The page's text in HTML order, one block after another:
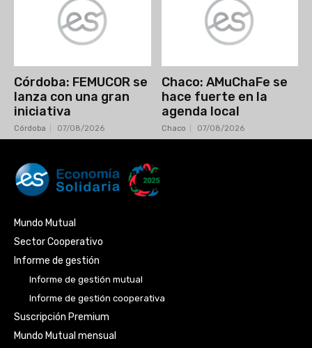
Córdoba: FEMUCOR se
lanza con una gran
iniciativa
Córdoba 07/08/2026
Chaco: AMuChaFe se
hace fuerte en la
agenda local
Chaco 07/08/2026
Mundo Mutual
Sector Cooperativo
Informe de gestión
Informe de gestión mutual
Informe de gestión cooperativa
Suscripción Premium
Mundo Mutual mensual